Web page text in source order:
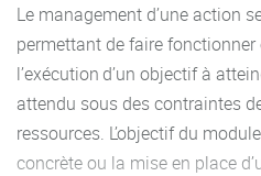
Le management d’une action
permettant de faire
l’exécution d’un objectif à
attendu sous des contraintes
ressources. L’objectif du
concrète ou la mise en place